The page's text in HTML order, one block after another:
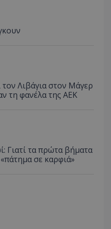
Λιβάγια στον Μάγερ
τη φανέλα της ΑΕΚ
Γιατί τα πρώτα βήματα
σε καρφιά»